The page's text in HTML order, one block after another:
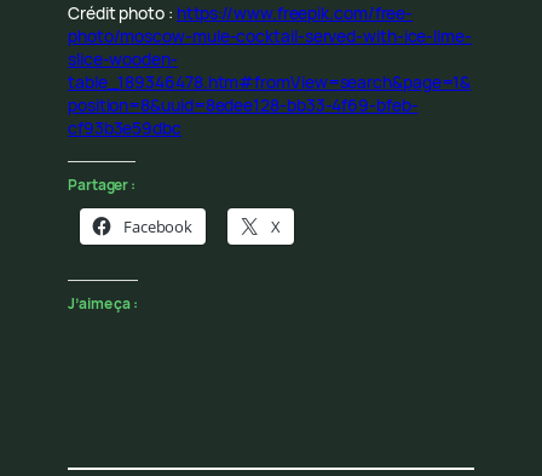
Crédit photo : https://www.freepik.com/free-
photo/moscow-mule-cocktail-served-with-ice-lime-
slice-wooden-
table_189346478.htm#fromView=search&page=1&
position=8&uuid=8edee128-bb33-4f69-bfeb-
cf93b3e59dbc
Partager :
Facebook X
J’aime ça :